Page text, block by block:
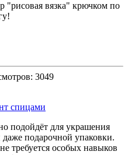
"рисовая вязка" крючком по
3049
подойдёт для украшения
подарочной упаковки.
требуется особых навыков